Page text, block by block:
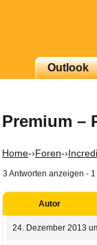
Outlook
Premium –
Home-›Foren-›
3 Antworten anzeigen -
Autor
24. Dezember 2013